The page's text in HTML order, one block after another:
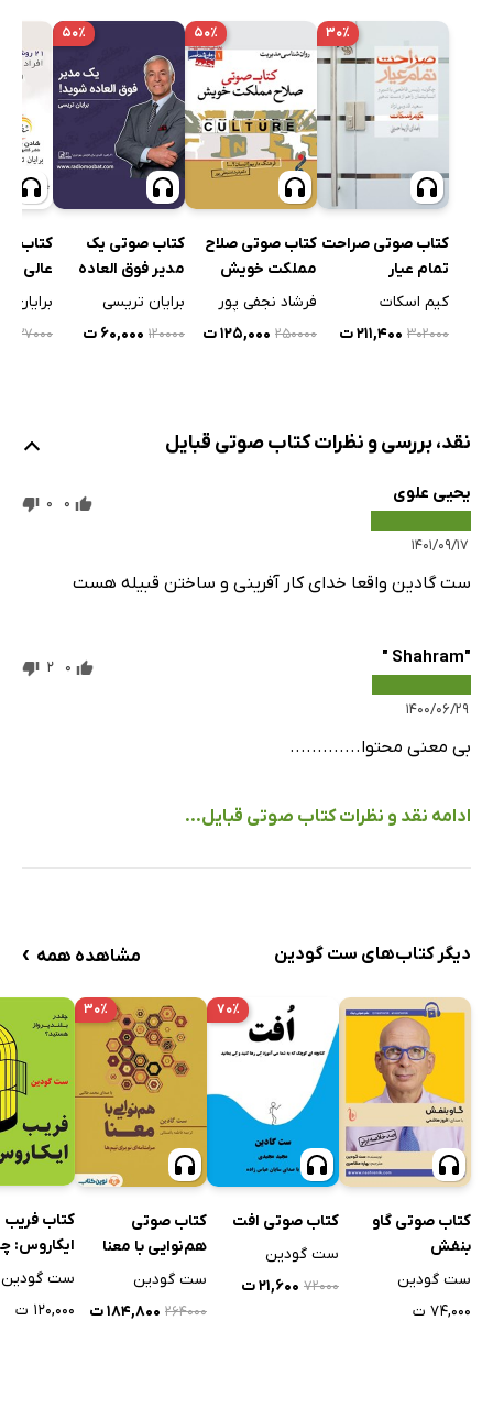
۳۰٪
کتاب صوتی صراحت
تمام عیار
کیم اسکات
۳۰۲۰۰۰ ۲۱۱,۴۰۰ ت
۵۰٪
کتاب صوتی صلاح
مملکت خویش
فرشاد نجفی پور
۲۵۰۰۰۰ ۱۲۵,۰۰۰ ت
۵۰٪
کتاب صوتی یک
مدیر فوق العاده
شوید
برایان تریسی
۱۲۰۰۰۰ ۶۰,۰۰۰ ت
عالی
مناسب
دارید
برایان
۳۷۰۰۰
نقد، بررسی و نظرات کتاب صوتی قبایل
یحیی علوی
۱۴۰۱/۰۹/۱۷
0
0
ست گادین واقعا خدای کار آفرینی و ساختن قبیله هست
"Shahram "
۱۴۰۰/۰۶/۲۹
0
2
بی معنی محتوا.............
ادامه نقد و نظرات کتاب صوتی قبایل...
دیگر کتاب‌های ست گودین مشاهده همه ›
کتاب صوتی گاو
بنفش
ست گودین
۷۴,۰۰۰ ت
۷۰٪
کتاب صوتی افت
ست گودین
۷۲۰۰۰ ۲۱,۶۰۰ ت
۳۰٪
کتاب صوتی
هم‌نوایی با معنا
ست گودین
۲۶۴۰۰۰ ۱۸۴,۸۰۰ ت
کتاب فریب
ایکاروس:
پرواز
ست گودین
۱۲۰,۰۰۰ ت